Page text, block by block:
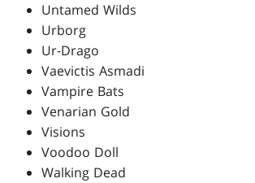
Untamed Wilds
Urborg
Ur-Drago
Vaevictis Asmadi
Vampire Bats
Venarian Gold
Visions
Voodoo Doll
Walking Dead